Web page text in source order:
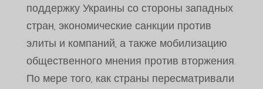
поддержку Украины со стороны западных
стран, экономические санкции против
элиты и компаний, а также мобилизацию
общественного мнения против вторжения.
По мере того, как страны пересматривали